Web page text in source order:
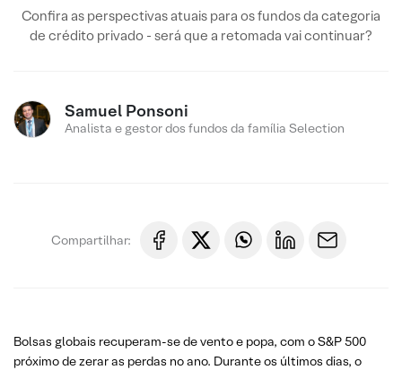
Confira as perspectivas atuais para os fundos da categoria
de crédito privado - será que a retomada vai continuar?
Samuel Ponsoni
Analista e gestor dos fundos da família Selection
Compartilhar:
Bolsas globais recuperam-se de vento e popa, com o S&P 500
próximo de zerar as perdas no ano. Durante os últimos dias, o